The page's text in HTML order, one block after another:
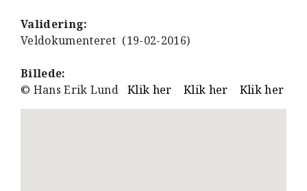
Validering:
Veldokumenteret (19-02-2016)
Billede:
© Hans Erik LundKlik her Klik her Klik her